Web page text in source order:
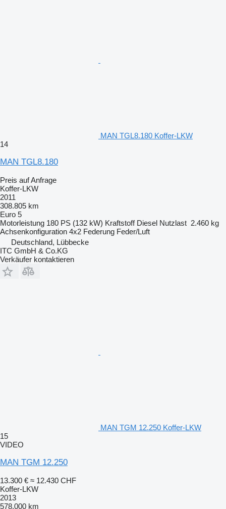
MAN TGL8.180 Koffer-LKW
14
MAN TGL8.180
Preis auf Anfrage
Koffer-LKW
2011
308.805 km
Euro 5
Motorleistung 180 PS (132 kW) Kraftstoff Diesel Nutzlast 2.460 kg
Achsenkonfiguration 4x2 Federung Feder/Luft
Deutschland, Lübbecke
ITC GmbH & Co.KG
Verkäufer kontaktieren
MAN TGM 12.250 Koffer-LKW
15
VIDEO
MAN TGM 12.250
13.300 € ≈ 12.430 CHF
Koffer-LKW
2013
578.000 km